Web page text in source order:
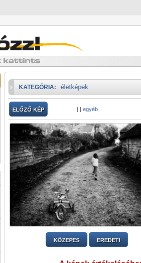
KATEGÓRIA: életképek
ELŐZŐ KÉP | | egyéb
KÖZEPES EREDETI